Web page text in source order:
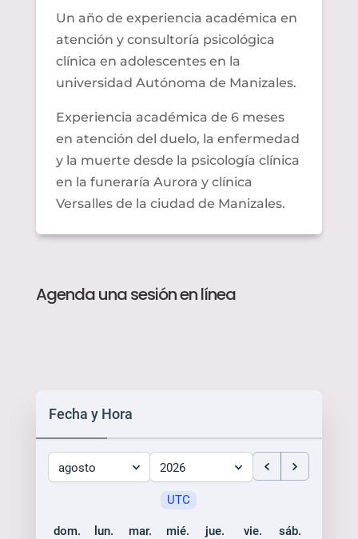
Un año de experiencia académica en
atención y consultoría psicológica
clínica en adolescentes en la
universidad Autónoma de Manizales.
Experiencia académica de 6 meses
en atención del duelo, la enfermedad
y la muerte desde la psicología clínica
en la funeraría Aurora y clínica
Versalles de la ciudad de Manizales.
Agenda una sesión en línea
Fecha y Hora
agosto 2026
UTC
dom. lun. mar. mié. jue. vie. sáb.